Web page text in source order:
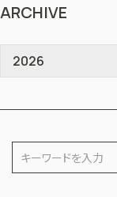
ARCHIVE